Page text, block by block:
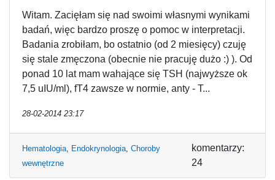
Witam. Zacięłam się nad swoimi własnymi wynikami
badań, więc bardzo proszę o pomoc w interpretacji.
Badania zrobiłam, bo ostatnio (od 2 miesięcy) czuję
się stale zmęczona (obecnie nie pracuję dużo :) ). Od
ponad 10 lat mam wahające się TSH (najwyższe ok
7,5 uIU/ml), fT4 zawsze w normie, anty - T...
28-02-2014 23:17
Hematologia, Endokrynologia, Choroby
wewnętrzne
komentarzy:
24